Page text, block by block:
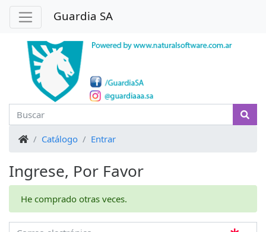
Guardia SA
InicioCatálogo Entrar
Ingrese, Por Favor
He comprado otras veces.